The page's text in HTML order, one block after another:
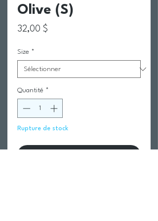
Olive (S)
32,00 $
Size *
Quantité *
Rupture de stock